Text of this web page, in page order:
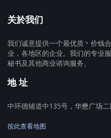
关於我们
我们诚意提供一个最优质丶价钱
业，各地区的企业。我们的专业
秘书及其他商业谘询服务。
地 址
中环德辅道中135号，华懋广场
按此查看地图